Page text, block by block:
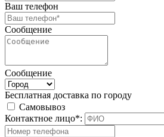
Ваш телефон
Сообщение
Сообщение
Бесплатная доставка по городу
Самовывоз
Контактное лицо*: